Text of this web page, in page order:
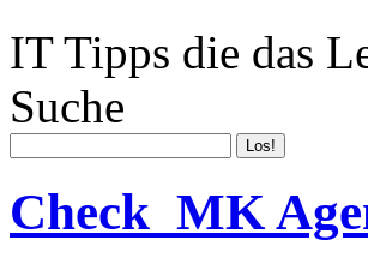
IT Tipps die das
Suche
Check_MK